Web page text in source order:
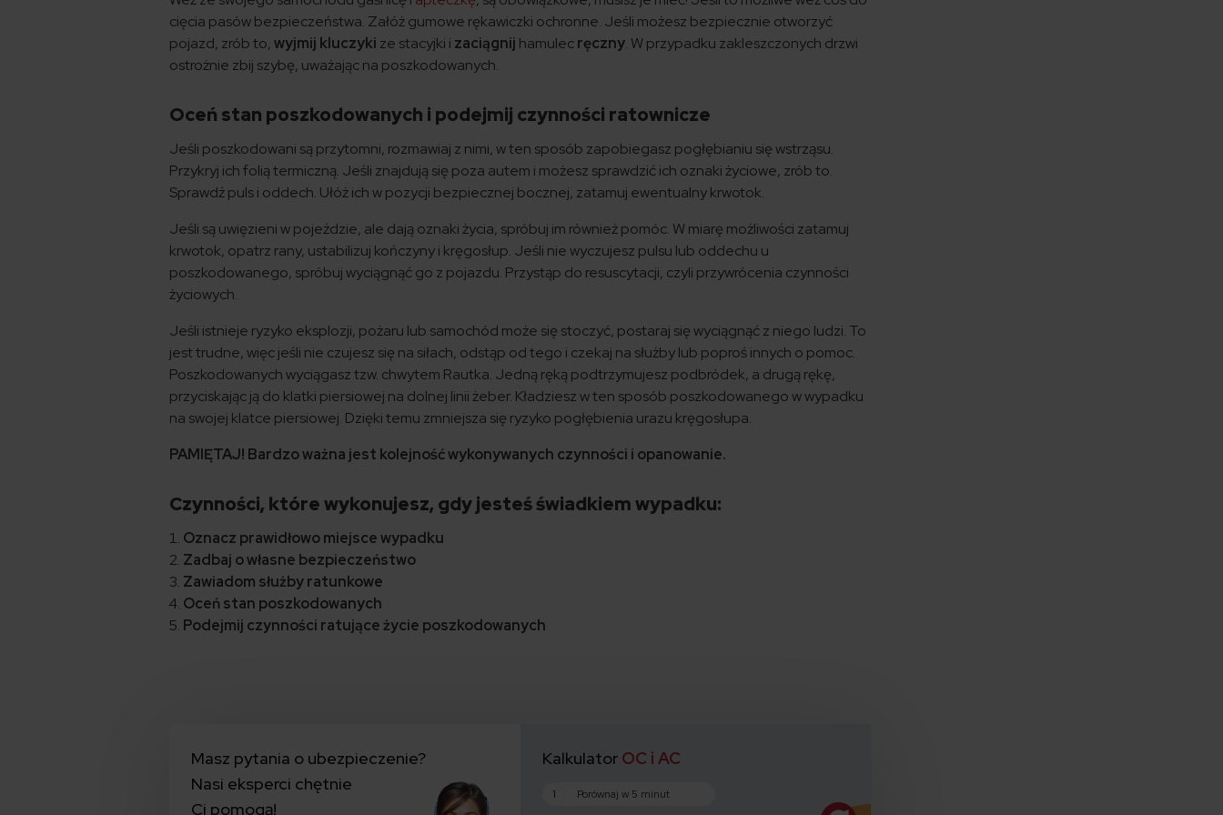
cięcia pasów bezpieczeństwa. Załóż gumowe rękawiczki ochronne. Jeśli możesz bezpiecznie otworzyć
pojazd, zrób to,wyjmij kluczyki ze stacyjki i zaciągnij hamulecręczny. W przypadku zakleszczonych drzwi
ostrożnie zbij szybę, uważając na poszkodowanych.
Oceń stan poszkodowanych i podejmij czynności ratownicze
Jeśli poszkodowani są przytomni, rozmawiaj z nimi, w ten sposób zapobiegasz pogłębianiu się wstrząsu.
Przykryj ich folią termiczną. Jeśli znajdują się poza autem i możesz sprawdzić ich oznaki życiowe, zrób to.
Sprawdź puls i oddech. Ułóż ich w pozycji bezpiecznej bocznej, zatamuj ewentualny krwotok.
Jeśli są uwięzieni w pojeździe, ale dają oznaki życia, spróbuj im również pomóc. W miarę możliwości zatamuj
krwotok, opatrz rany, ustabilizuj kończyny i kręgosłup. Jeśli nie wyczujesz pulsu lub oddechu u
poszkodowanego, spróbuj wyciągnąć go z pojazdu. Przystąp do resuscytacji, czyli przywrócenia czynności
życiowych.
Jeśli istnieje ryzyko eksplozji, pożaru lub samochód może się stoczyć, postaraj się wyciągnąć z niego ludzi. To
jest trudne, więc jeśli nie czujesz się na siłach, odstąp od tego i czekaj na służby lub poproś innych o pomoc.
Poszkodowanych wyciągasz tzw. chwytem Rautka. Jedną ręką podtrzymujesz podbródek, a drugą rękę,
przyciskając ją do klatki piersiowej na dolnej linii żeber. Kładziesz w ten sposób poszkodowanego w wypadku
na swojej klatce piersiowej. Dzięki temu zmniejsza się ryzyko pogłębienia urazu kręgosłupa.
PAMIĘTAJ! Bardzo ważna jest kolejność wykonywanych czynności i opanowanie.
Czynności, które wykonujesz, gdy jesteś świadkiem wypadku:
Oznacz prawidłowo miejsce wypadku
Zadbaj o własne bezpieczeństwo
Zawiadom służby ratunkowe
Oceń stan poszkodowanych
Podejmij czynności ratujące życie poszkodowanych
Masz pytania o ubezpieczenie?
Nasi eksperci chętnie
Ci pomogą!
Kalkulator OC i AC
1 Porównaj w 5 minut